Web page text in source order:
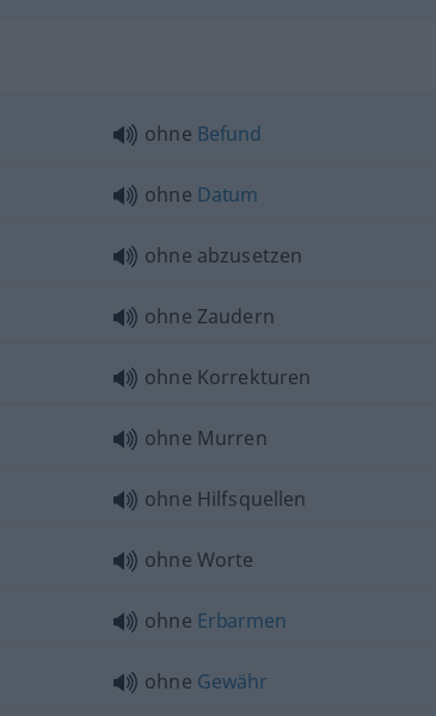
ohne Befund
ohne Datum
ohne abzusetzen
ohne Zaudern
ohne Korrekturen
ohne Murren
ohne Hilfsquellen
ohne Worte
ohne Erbarmen
ohne Gewähr